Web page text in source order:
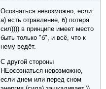
Осознаться невозможно, если:
а) есть отравление, б) потеря
сил)))) в принципе имеет место
быть только "б", и всё, что к
нему ведёт.
С другой стороны
НЕосознаться невозможно,
если днем или перед сном